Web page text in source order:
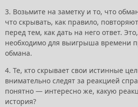
3. Возьмите на заметку и то, что
что скрывать, как правило,
перед тем, как дать на него ответ.
необходимо для выигрыша времени
обмана.
4. Те, кто скрывает свои истинные
внимательно следят за реакцией
понятно — интересно же, какую
история?